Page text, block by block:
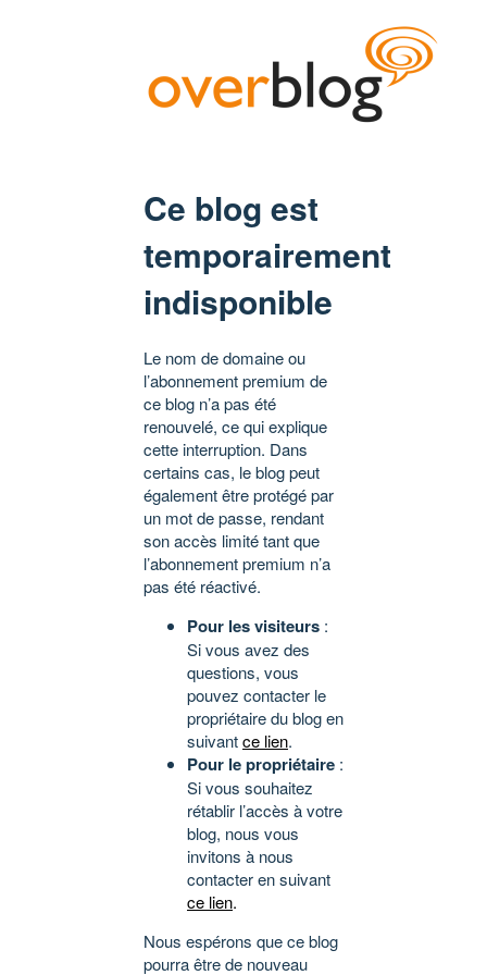
Ce blog est
temporairement
indisponible
Le nom de domaine ou
l’abonnement premium de
ce blog n’a pas été
renouvelé, ce qui explique
cette interruption. Dans
certains cas, le blog peut
également être protégé par
un mot de passe, rendant
son accès limité tant que
l’abonnement premium n’a
pas été réactivé.
Pour les visiteurs :
Si vous avez des
questions, vous
pouvez contacter le
propriétaire du blog en
suivantce lien.
Pour le propriétaire :
Si vous souhaitez
rétablir l’accès à votre
blog, nous vous
invitons à nous
contacter en suivant
ce lien.
Nous espérons que ce blog
pourra être de nouveau